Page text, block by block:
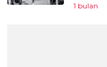
1 bulan